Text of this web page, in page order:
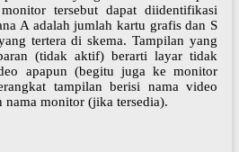
tersebut dapat diidentifikasi
A adalah jumlah kartu grafis dan S
tertera di skema. Tampilan yang
(tidak aktif) berarti layar tidak
apapun (begitu juga ke monitor
tampilan berisi nama video
nama monitor (jika tersedia).